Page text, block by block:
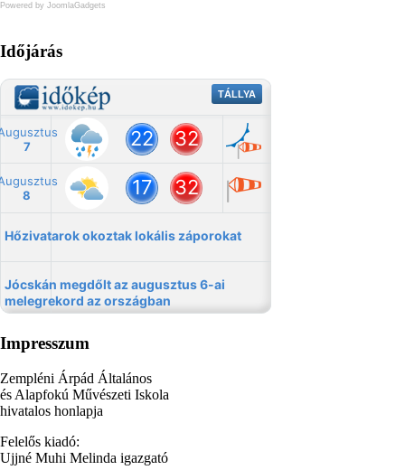
Powered by JoomlaGadgets
Időjárás
Impresszum
Zempléni Árpád Általános
és Alapfokú Művészeti Iskola
hivatalos honlapja
Felelős kiadó:
Ujjné Muhi Melinda igazgató